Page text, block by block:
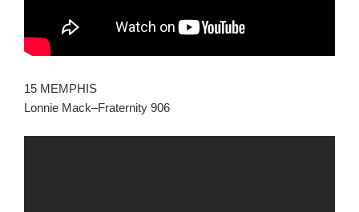
15 MEMPHIS
Lonnie Mack–Fraternity 906